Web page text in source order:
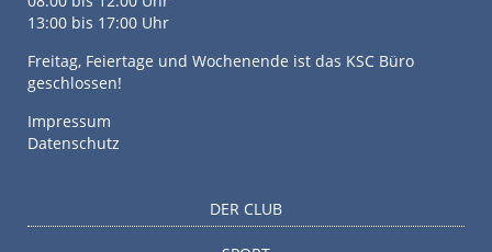
13:00 bis 17:00 Uhr
Freitag, Feiertage und Wochenende ist das KSC Büro
geschlossen!
Impressum
Datenschutz
DER CLUB